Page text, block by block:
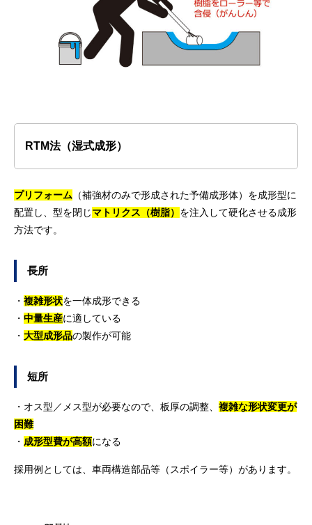
RTM法（湿式成形）
プリフォーム （補強材のみで形成された予備成形体）を成形型に
配置し、型を閉じマトリクス（樹脂） を注入して硬化させる成形
方法です。
長所
・ 複雑形状を一体成形できる
・ 中量生産に適している
・ 大型成形品の製作が可能
短所
・オス型／メス型が必要なので、板厚の調整、 複雑な形状変更が
困難
・ 成形型費が高額になる
採用例としては、車両構造部品等（スポイラー等）があります。